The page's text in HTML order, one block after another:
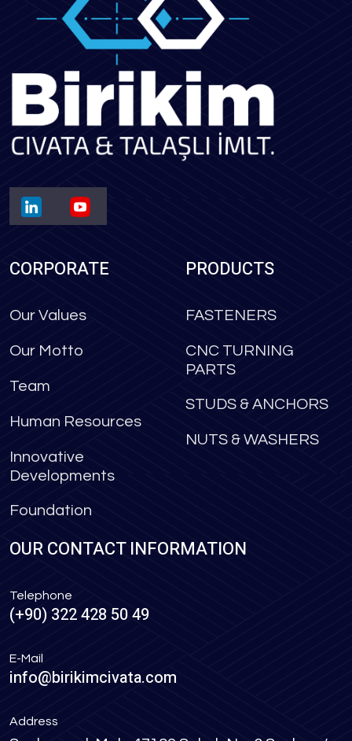
CORPORATE
Our Values
Our Motto
Team
Human Resources
Innovative
Developments
Foundation
PRODUCTS
FASTENERS
CNC TURNING
PARTS
STUDS & ANCHORS
NUTS & WASHERS
OUR CONTACT INFORMATION
Telephone
(+90) 322 428 50 49
E-Mail
info@birikimcivata.com
Address